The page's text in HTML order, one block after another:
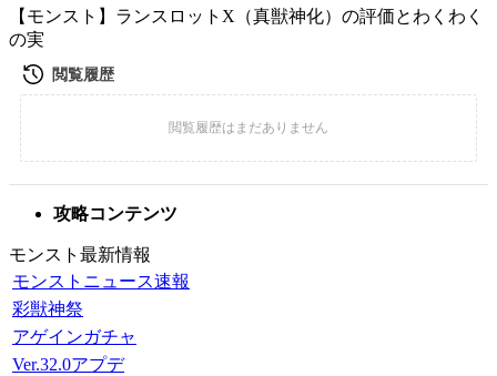
【モンスト】ランスロットX（真獣神化）の評価とわくわく
の実
攻略コンテンツ
モンスト最新情報
モンストニュース速報
彩獣神祭
アゲインガチャ
Ver.32.0アプデ